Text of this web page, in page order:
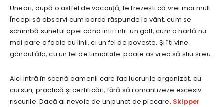
Uneori, după o astfel de vacanță, te trezești că vrei mai mult.
Începi să observi cum barca răspunde la vânt, cum se
schimbă sunetul apei când intri într-un golf, cum o hartă nu
mai pare o foaie cu linii, ci un fel de poveste. Și îți vine
gândul ăla, cu un fel de timiditate: poate aș vrea să știu și eu.
Aici intră în scenă oamenii care fac lucrurile organizat, cu
cursuri, practică și certificări, fără să romantizeze excesiv
riscurile. Dacă ai nevoie de un punct de plecare, Skipper